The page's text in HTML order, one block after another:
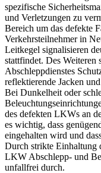
spezifische
und Verletzungen zu
Bereich um das defekte
Verkehrsteilnehmer in
Leitkegel signalisieren
stattfindet. Des Weiteren
Abschleppdienstes
reflektierende Jacken
Bei Dunkelheit oder
des defekten LKWs an
es wichtig, dass
eingehalten wird und
Durch strikte Einhaltung
LKW Abschlepp- und
unfallfrei durch.